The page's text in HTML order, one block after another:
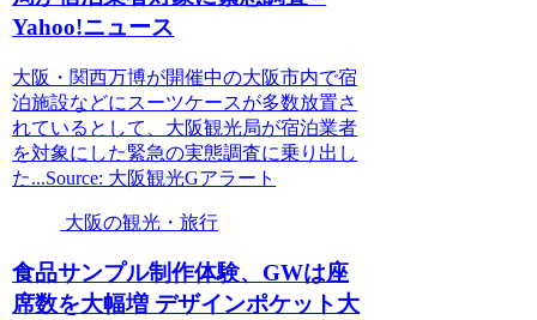
Yahoo!ニュース
大阪・関西万博が開催中の大阪市内で宿
泊施設などにスーツケースが多数放置さ
れているとして、大阪観光局が宿泊業者
を対象にした緊急の実態調査に乗り出し
た...Source: 大阪観光Gアラート
大阪の観光・旅行
食品サンプル制作体験、GWは座
席数を大幅増 デザインポケット大